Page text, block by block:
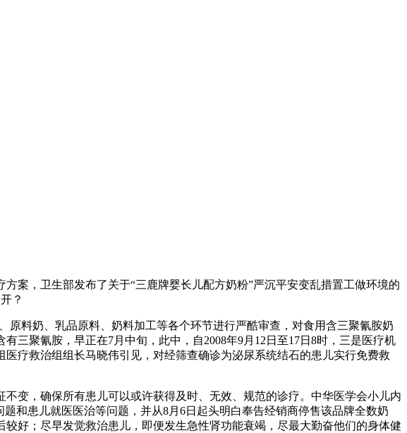
，卫生部发布了关于“三鹿牌婴长儿配方奶粉”严沉平安变乱措置工做环境的
？
料奶、乳品原料、奶料加工等各个环节进行严酷审查，对食用含三聚氰胺奶
三聚氰胺，早正在7月中旬，此中，自2008年9月12日至17日8时，三是医疗机
疗救治组组长马晓伟引见，对经筛查确诊为泌尿系统结石的患儿实行免费救
，确保所有患儿可以或许获得及时、无效、规范的诊疗。中华医学会小儿内
和患儿就医医治等问题，并从8月6日起头明白奉告经销商停售该品牌全数奶
好；尽早发觉救治患儿，即便发生急性肾功能衰竭，尽最大勤奋他们的身体健